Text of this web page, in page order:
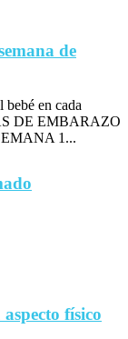
de
en cada
DE EMBARAZO
1...
físico